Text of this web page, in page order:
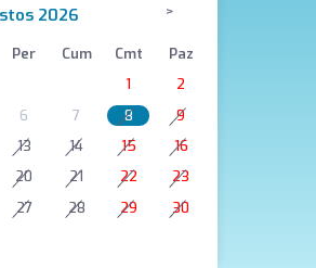
2026 >
Per Cum Cmt
Paz
1
2
6 7 8
9
13 14 15
16
20 21 22
23
27 28 29
30